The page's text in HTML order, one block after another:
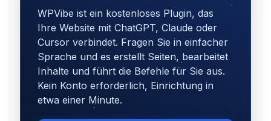
WPVibe ist ein kostenloses Plugin, das
Ihre Website mit ChatGPT, Claude oder
Cursor verbindet. Fragen Sie in einfacher
Sprache und es erstellt Seiten, bearbeitet
Inhalte und führt die Befehle für Sie aus.
Kein Konto erforderlich, Einrichtung in
etwa einer Minute.